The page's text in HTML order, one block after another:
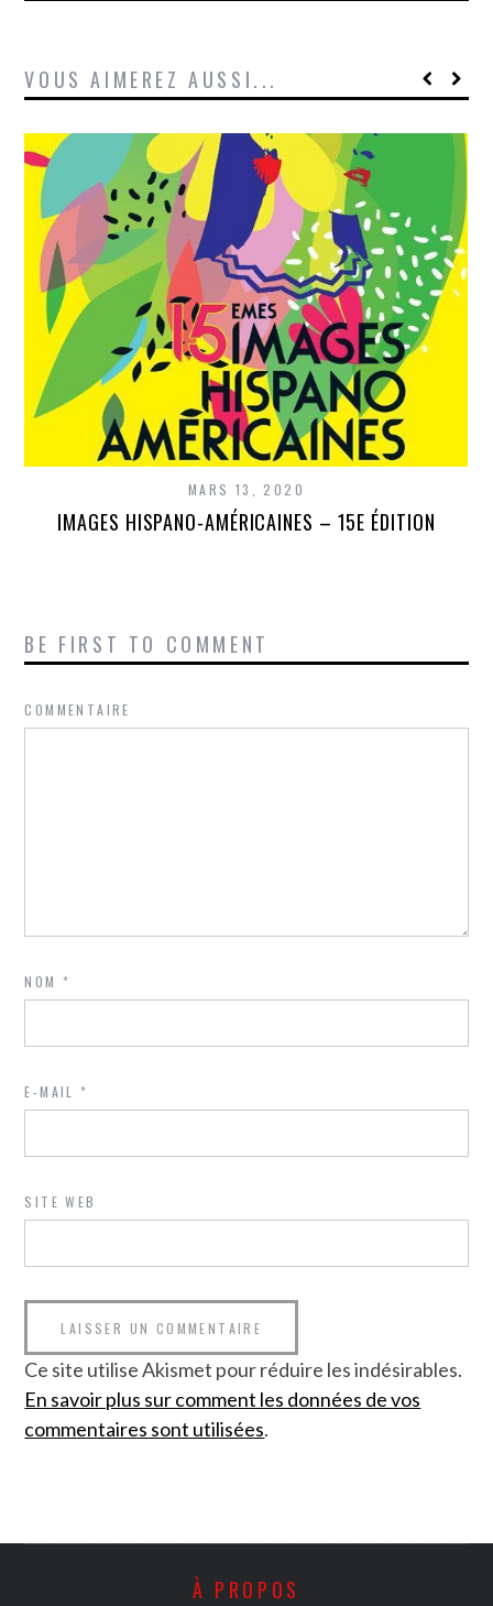
VOUS AIMEREZ AUSSI...
MARS 13, 2020
IMAGES HISPANO-AMÉRICAINES – 15E ÉDITION
BE FIRST TO COMMENT
COMMENTAIRE
NOM*
E-MAIL*
SITE WEB
Ce site utilise Akismet pour réduire les indésirables.
En savoir plus sur comment les données de vos
commentaires sont utilisées.
À PROPOS